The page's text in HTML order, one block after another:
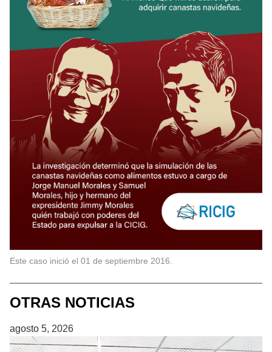
Este caso inició el 01 de septiembre 2016.
OTRAS NOTICIAS
agosto 5, 2026